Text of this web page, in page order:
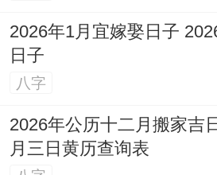
2026年1月宜嫁娶日子
日子
八字
2026年公历十二月搬家吉
月三日黄历查询表